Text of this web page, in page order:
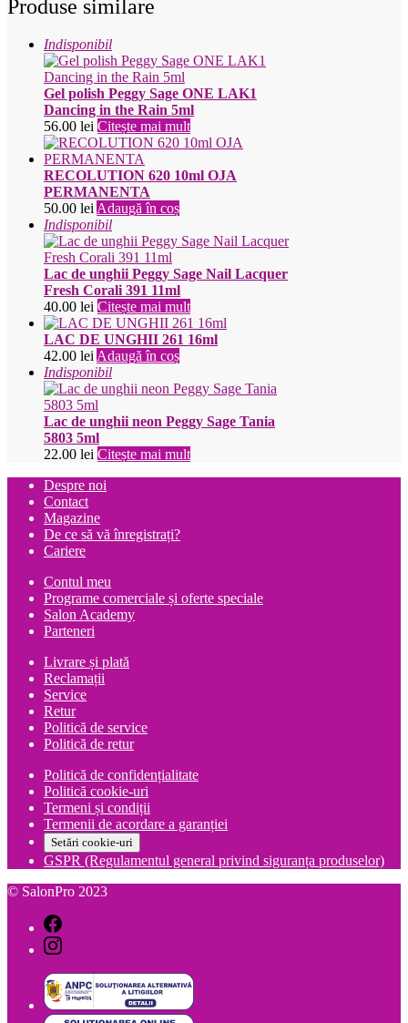
Produse similare
Indisponibil
Gel polish Peggy Sage ONE LAK1
Dancing in the Rain 5ml
56.00 lei Citește mai mult
RECOLUTION 620 10ml OJA
PERMANENTA
50.00 leiAdaugă în coș
Indisponibil
Lac de unghii Peggy Sage Nail Lacquer
Fresh Corali 391 11ml
40.00 lei Citește mai mult
LAC DE UNGHII 261 16ml
42.00 leiAdaugă în coș
Indisponibil
Lac de unghii neon Peggy Sage Tania
5803 5ml
22.00 lei Citește mai mult
Despre noi
Contact
Magazine
De ce să vă înregistrați?
Cariere
Contul meu
Programe comerciale și oferte speciale
Salon Academy
Parteneri
Livrare și plată
Reclamații
Service
Retur
Politică de service
Politică de retur
Politică de confidențialitate
Politică cookie-uri
Termeni și condiții
Termenii de acordare a garanției
Setări cookie-uri
GSPR (Regulamentul general privind siguranța produselor)
© SalonPro 2023